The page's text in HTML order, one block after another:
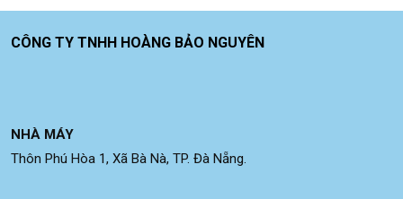
CÔNG TY TNHH HOÀNG BẢO NGUYÊN
NHÀ MÁY
Thôn Phú Hòa 1, Xã Bà Nà, TP. Đà Nẵng.